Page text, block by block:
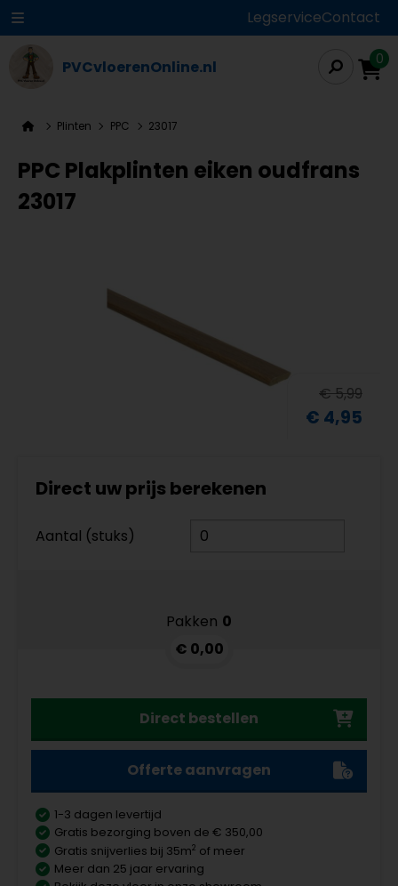
LegserviceContact
PVCvloerenOnline.nl 0
Plinten PPC 23017
PPC Plakplinten eiken oudfrans
23017
€ 5,99
€ 4,95
Direct uw prijs berekenen
Aantal (stuks)
Pakken 0
€ 0,00
Direct bestellen
Offerte aanvragen
1-3 dagen levertijd
Gratis bezorging boven de € 350,00
Gratis snijverlies bij 35m2 of meer
Meer dan 25 jaar ervaring